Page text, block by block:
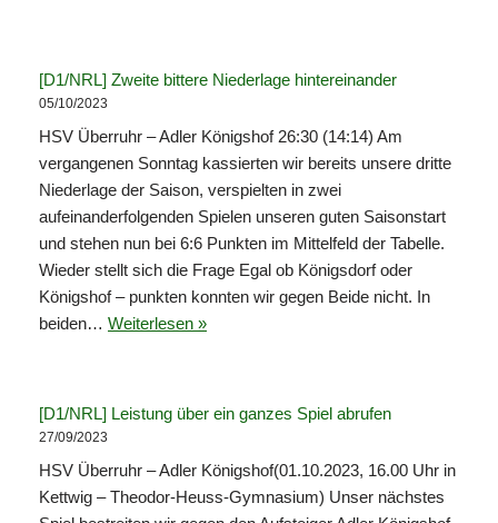
[D1/NRL] Zweite bittere Niederlage hintereinander
05/10/2023
HSV Überruhr – Adler Königshof 26:30 (14:14) Am
vergangenen Sonntag kassierten wir bereits unsere dritte
Niederlage der Saison, verspielten in zwei
aufeinanderfolgenden Spielen unseren guten Saisonstart
und stehen nun bei 6:6 Punkten im Mittelfeld der Tabelle.
Wieder stellt sich die Frage Egal ob Königsdorf oder
Königshof – punkten konnten wir gegen Beide nicht. In
beiden… Weiterlesen »
[D1/NRL] Leistung über ein ganzes Spiel abrufen
27/09/2023
HSV Überruhr – Adler Königshof(01.10.2023, 16.00 Uhr in
Kettwig – Theodor-Heuss-Gymnasium) Unser nächstes